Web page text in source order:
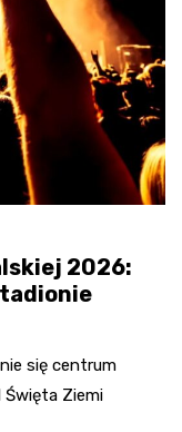
2026:
się centrum
Ziemi